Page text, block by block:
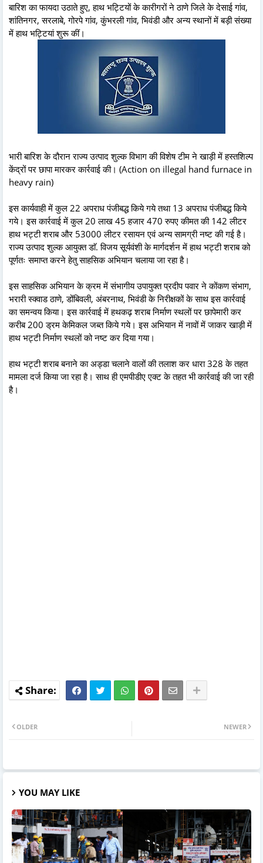
बारिश का फायदा उठाते हुए, हाथ भट्टियों के कारीगरों ने ठाणे जिले के देसाई गांव,
शांतिनगर, सरलाबे, गोरपे गांव, कुंभरली गांव, भिवंडी और अन्य स्थानों में बड़ी संख्या
में हाथ भट्टियां शुरू कीं।
भारी बारिश के दौरान राज्य उत्पाद शुल्क विभाग की विशेष टीम ने खाड़ी में हस्तशिल्प
केंद्रों पर छापा मारकर कार्रवाई की। (Action on illegal hand furnace in
heavy rain)
इस कार्यवाही में कुल 22 अपराध पंजीबद्ध किये गये तथा 13 अपराध पंजीबद्ध किये
गये। इस कार्रवाई में कुल 20 लाख 45 हजार 470 रुपए कीमत की 142 लीटर
हाथ भट्टी शराब और 53000 लीटर रसायन एवं अन्य सामग्री नष्ट की गई है।
राज्य उत्पाद शुल्क आयुक्त डाॅ. विजय सूर्यवंशी के मार्गदर्शन में हाथ भट्टी शराब को
पूर्णतः समाप्त करने हेतु साहसिक अभियान चलाया जा रहा है।
इस साहसिक अभियान के क्रम में संभागीय उपायुक्त प्रदीप पवार ने कोंकण संभाग,
भरारी स्क्वाड ठाणे, डोंबिवली, अंबरनाथ, भिवंडी के निरीक्षकों के साथ इस कार्रवाई
का समन्वय किया। इस कार्रवाई में हथकढ़ शराब निर्माण स्थलों पर छापेमारी कर
करीब 200 ड्रम केमिकल जब्त किये गये। इस अभियान में नावों में जाकर खाड़ी में
हाथ भट्टी निर्माण स्थलों को नष्ट कर दिया गया।
हाथ भट्टी शराब बनाने का अड्डा चलाने वालों की तलाश कर धारा 328 के तहत
मामला दर्ज किया जा रहा है। साथ ही एमपीडीए एक्ट के तहत भी कार्रवाई की जा रही
है।
NEWER
OLDER
YOU MAY LIKE